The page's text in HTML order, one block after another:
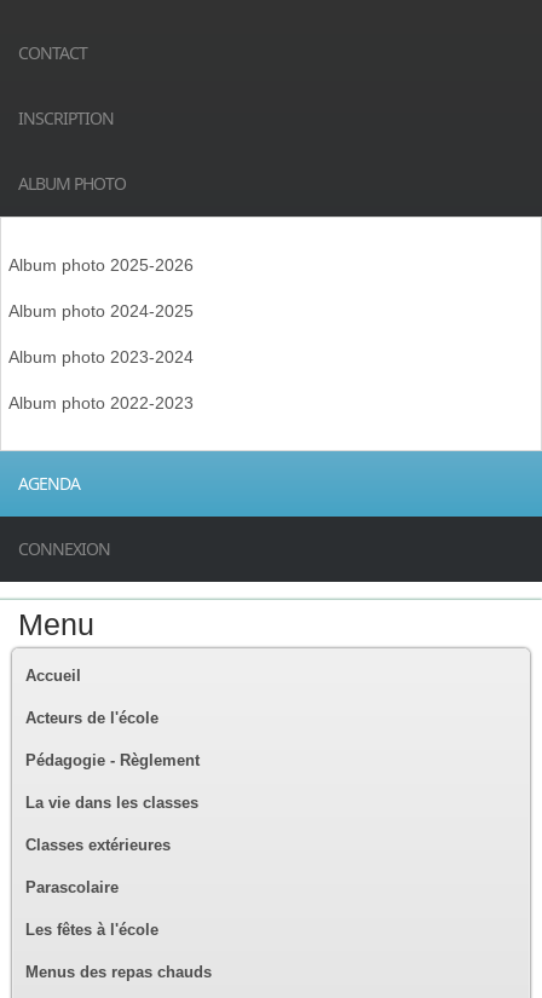
CONTACT
INSCRIPTION
ALBUM PHOTO
Album photo 2025-2026
Album photo 2024-2025
Album photo 2023-2024
Album photo 2022-2023
AGENDA
CONNEXION
Menu
Accueil
Acteurs de l'école
Pédagogie - Règlement
La vie dans les classes
Classes extérieures
Parascolaire
Les fêtes à l'école
Menus des repas chauds